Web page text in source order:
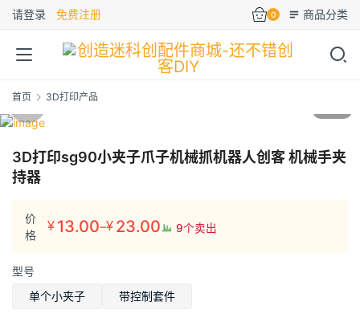
请登录 免费注册 0 商品分类
首页 3D打印产品
3D打印sg90小夹子爪子机械抓机器人创客 机械手夹
持器
价
格
¥ 13.00–¥ 23.00
价
范
围：
9个卖出
型号
单个小夹子
带控制套件